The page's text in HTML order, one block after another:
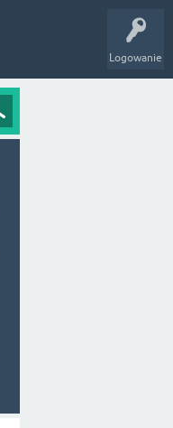
Logowanie